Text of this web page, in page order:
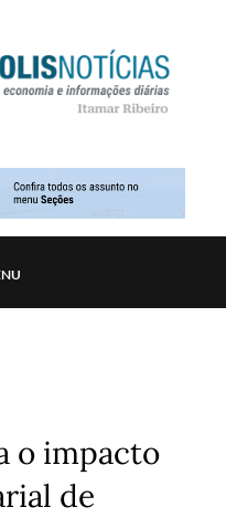
NOTÍCIAS
DE SALVADOR E
o impacto
de